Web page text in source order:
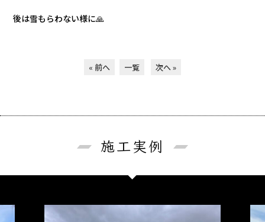
後は雪もらわない様に🙏
« 前へ 一覧 次へ »
施工実例